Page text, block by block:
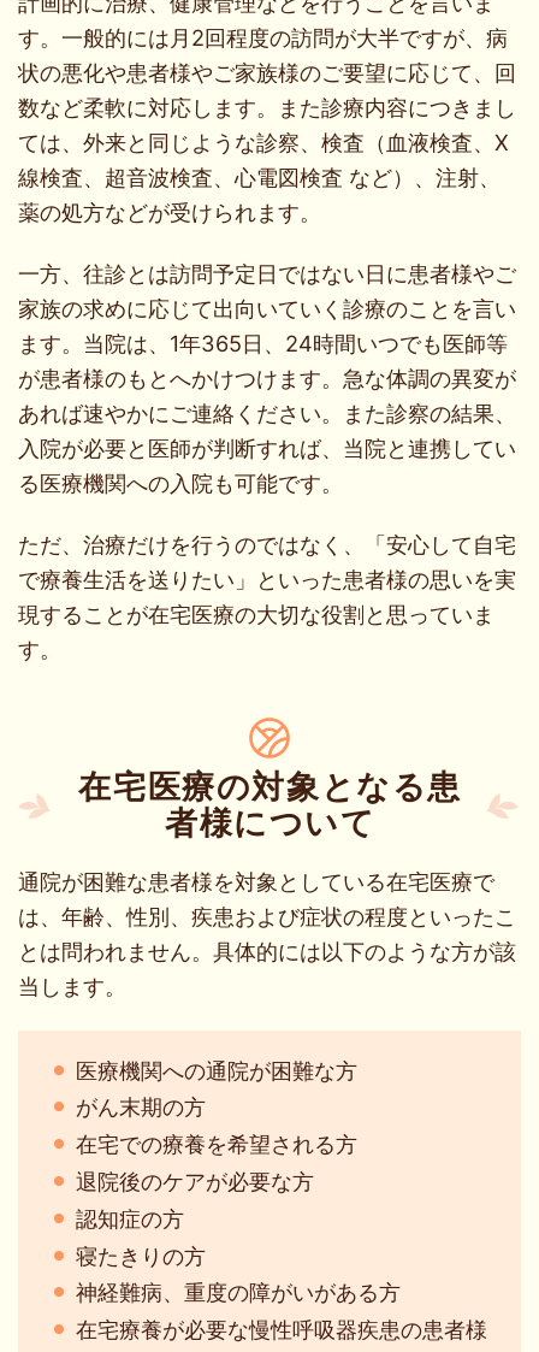
す。一般的には月2回程度の訪問が大半ですが、病
状の悪化や患者様やご家族様のご要望に応じて、回
数など柔軟に対応します。また診療内容につきまし
ては、外来と同じような診察、検査（血液検査、X
線検査、超音波検査、心電図検査 など）、注射、
薬の処方などが受けられます。
一方、往診とは訪問予定日ではない日に患者様やご
家族の求めに応じて出向いていく診療のことを言い
ます。当院は、1年365日、24時間いつでも医師等
が患者様のもとへかけつけます。急な体調の異変が
あれば速やかにご連絡ください。また診察の結果、
入院が必要と医師が判断すれば、当院と連携してい
る医療機関への入院も可能です。
ただ、治療だけを行うのではなく、「安心して自宅
で療養生活を送りたい」といった患者様の思いを実
現することが在宅医療の大切な役割と思っていま
す。
在宅医療の対象となる患
者様について
通院が困難な患者様を対象としている在宅医療で
は、年齢、性別、疾患および症状の程度といったこ
とは問われません。具体的には以下のような方が該
当します。
医療機関への通院が困難な方
がん末期の方
在宅での療養を希望される方
退院後のケアが必要な方
認知症の方
寝たきりの方
神経難病、重度の障がいがある方
在宅療養が必要な慢性呼吸器疾患の患者様